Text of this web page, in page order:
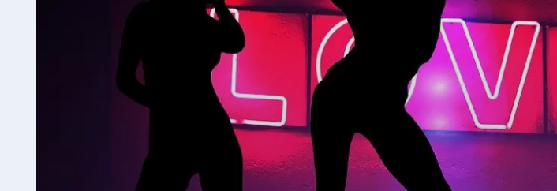
31°C
35°C
, 34°C
Разград , 33°C
, 35°C
Силистра, 34 °C
, 31°C
Смолян 26
София °C